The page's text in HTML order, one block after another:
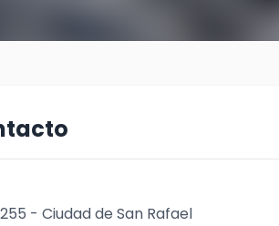
- Ciudad de San Rafael